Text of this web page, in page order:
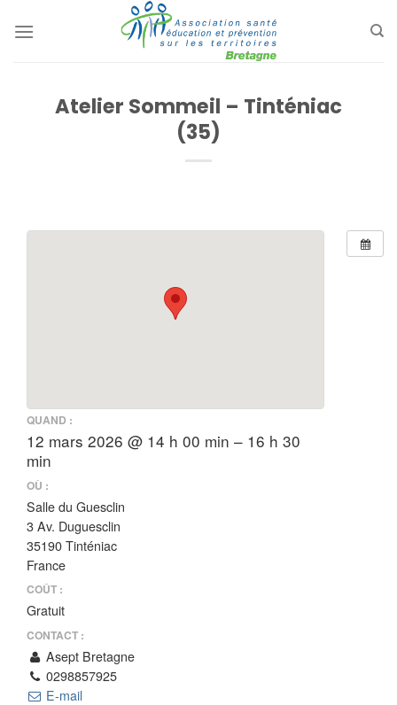
au
Atelier Sommeil – Tinténiac
(35)
QUAND :
12 mars 2026 @ 14 h 00 min – 16 h 30
min
OÙ :
Salle du Guesclin
3 Av. Duguesclin
35190 Tinténiac
France
COÛT :
Gratuit
CONTACT :
Asept Bretagne
0298857925
E-mail